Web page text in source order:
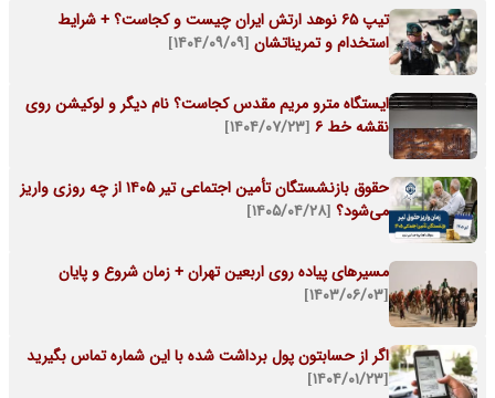
تیپ 65 نوهد ارتش ایران چیست و کجاست؟ + شرایط
استخدام و تمریناتشان [۱۴۰۴/۰۹/۰۹]
ایستگاه مترو مریم مقدس کجاست؟ نام دیگر و لوکیشن روی
نقشه خط 6
[۱۴۰۴/۰۷/۲۳]
حقوق بازنشستگان تأمین اجتماعی تیر ۱۴۰۵ از چه روزی واریز
می‌شود؟ [۱۴۰۵/۰۴/۲۸]
مسیرهای پیاده روی اربعین تهران + زمان شروع و پایان
[۱۴۰۳/۰۶/۰۳]
اگر از حسابتون پول برداشت شده با این شماره تماس بگیرید
[۱۴۰۴/۰۱/۲۳]